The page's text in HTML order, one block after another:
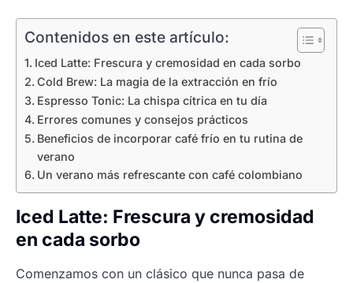
Contenidos en este artículo:
Iced Latte: Frescura y cremosidad en cada sorbo
Cold Brew: La magia de la extracción en frío
Espresso Tonic: La chispa cítrica en tu día
Errores comunes y consejos prácticos
Beneficios de incorporar café frío en tu rutina de
verano
Un verano más refrescante con café colombiano
Iced Latte: Frescura y cremosidad
en cada sorbo
Comenzamos con un clásico que nunca pasa de